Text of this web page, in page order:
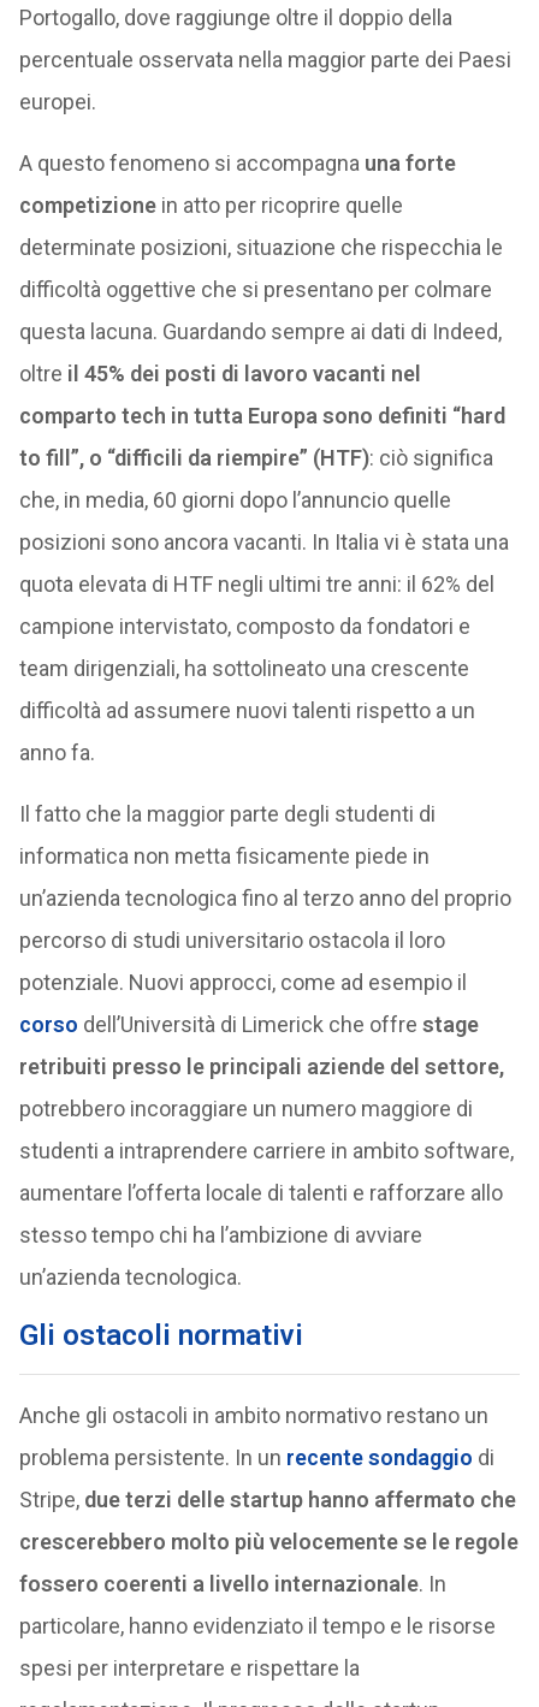
Portogallo, dove raggiunge oltre il doppio della
percentuale osservata nella maggior parte dei Paesi
europei.
A questo fenomeno si accompagna una forte
competizionein atto per ricoprire quelle
determinate posizioni, situazione che rispecchia le
difficoltà oggettive che si presentano per colmare
questa lacuna. Guardando sempre ai dati di Indeed,
oltre il 45% dei posti di lavoro vacanti nel
comparto tech in tutta Europa sono definiti “hard
to fill”, o “difficili da riempire” (HTF): ciò significa
che, in media, 60 giorni dopo l’annuncio quelle
posizioni sono ancora vacanti. In Italia vi è stata una
quota elevata di HTF negli ultimi tre anni: il 62% del
campione intervistato, composto da fondatori e
team dirigenziali, ha sottolineato una crescente
difficoltà ad assumere nuovi talenti rispetto a un
anno fa.
Il fatto che la maggior parte degli studenti di
informatica non metta fisicamente piede in
un’azienda tecnologica fino al terzo anno del proprio
percorso di studi universitario ostacola il loro
potenziale. Nuovi approcci, come ad esempio il
corso dell’Università di Limerick che offre stage
retribuiti presso le principali aziende del settore,
potrebbero incoraggiare un numero maggiore di
studenti a intraprendere carriere in ambito software,
aumentare l’offerta locale di talenti e rafforzare allo
stesso tempo chi ha l’ambizione di avviare
un’azienda tecnologica.
Gli ostacoli normativi
Anche gli ostacoli in ambito normativo restano un
problema persistente. In un recente sondaggio di
Stripe, due terzi delle startup hanno affermato che
crescerebbero molto più velocemente se le regole
fossero coerenti a livello internazionale. In
particolare, hanno evidenziato il tempo e le risorse
spesi per interpretare e rispettare la